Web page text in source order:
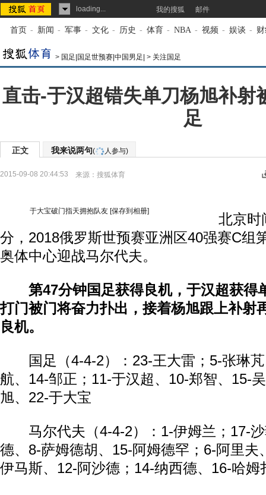
loading... 我的搜狐 邮件
首页 - 新闻 - 军事 - 文化 - 历史 - 体育 - NBA - 视频 - 娱谈 -
> 国足|国足世预赛|中国男足| > 关注国足
直击-于汉超错失单刀杨旭补射
足
正文 我来说两句( 人参与)
2015-09-08 20:44:53 来源： 搜狐体育
于大宝破门指天拥抱队友 [保存到相册]
北京时
分，2018俄罗斯世预赛亚洲区40强赛C组
奥体中心迎战马尔代夫。
第47分钟国足获得良机，于汉超获得
打门被门将奋力扑出，接着杨旭跟上补射
良机。
国足（4-4-2）：23-王大雷；5-张琳芃
航、14-邹正；11-于汉超、10-郑智、15-
旭、22-于大宝
马尔代夫（4-4-2）：1-伊姆兰；17-沙
德、8-萨姆德胡、15-阿姆德罕；6-阿里夫
伊马斯、12-阿沙德；14-纳西德、16-哈姆